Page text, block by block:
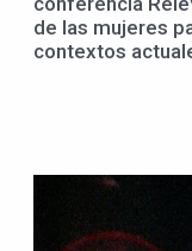
de las mujeres
contextos